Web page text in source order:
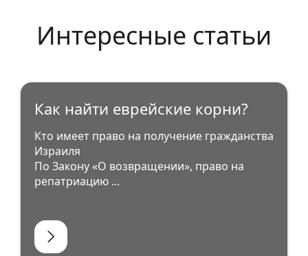
Интересные статьи
Как найти еврейские корни?
Кто имеет право на получение гражданства
Израиля
По Закону «О возвращении», право на
репатриацию ...